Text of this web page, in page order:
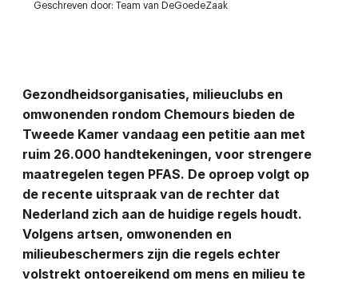
Geschreven door: Team van DeGoedeZaak
Gezondheidsorganisaties, milieuclubs en
omwonenden rondom Chemours bieden de
Tweede Kamer vandaag een petitie aan met
ruim 26.000 handtekeningen, voor strengere
maatregelen tegen PFAS. De oproep volgt op
de recente uitspraak van de rechter dat
Nederland zich aan de huidige regels houdt.
Volgens artsen, omwonenden en
milieubeschermers zijn die regels echter
volstrekt ontoereikend om mens en milieu te